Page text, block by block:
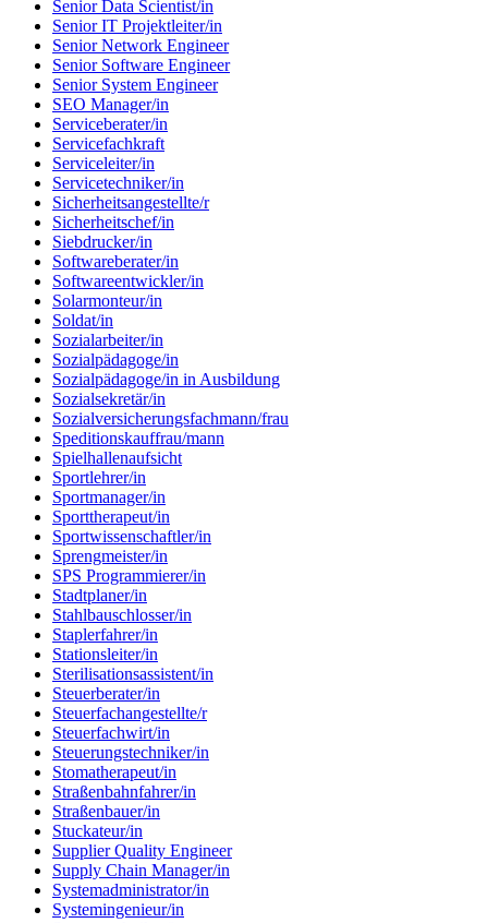
Senior Data Scientist/in
Senior IT Projektleiter/in
Senior Network Engineer
Senior Software Engineer
Senior System Engineer
SEO Manager/in
Serviceberater/in
Servicefachkraft
Serviceleiter/in
Servicetechniker/in
Sicherheitsangestellte/r
Sicherheitschef/in
Siebdrucker/in
Softwareberater/in
Softwareentwickler/in
Solarmonteur/in
Soldat/in
Sozialarbeiter/in
Sozialpädagoge/in
Sozialpädagoge/in in Ausbildung
Sozialsekretär/in
Sozialversicherungsfachmann/frau
Speditionskauffrau/mann
Spielhallenaufsicht
Sportlehrer/in
Sportmanager/in
Sporttherapeut/in
Sportwissenschaftler/in
Sprengmeister/in
SPS Programmierer/in
Stadtplaner/in
Stahlbauschlosser/in
Staplerfahrer/in
Stationsleiter/in
Sterilisationsassistent/in
Steuerberater/in
Steuerfachangestellte/r
Steuerfachwirt/in
Steuerungstechniker/in
Stomatherapeut/in
Straßenbahnfahrer/in
Straßenbauer/in
Stuckateur/in
Supplier Quality Engineer
Supply Chain Manager/in
Systemadministrator/in
Systemingenieur/in